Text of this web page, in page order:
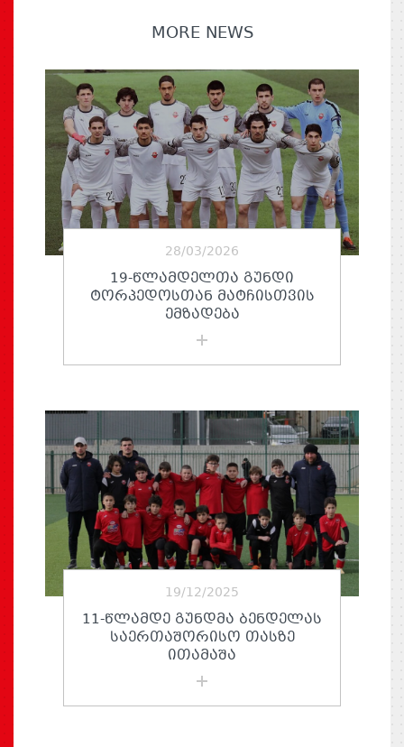
MORE NEWS
28/03/2026
19-ᲬᲚᲐᲛᲓᲔᲚᲗᲐ ᲒᲣᲜᲓᲘ
ᲢᲝᲠᲞᲔᲓᲝᲡᲗᲐᲜ ᲛᲐᲢᲩᲘᲡᲗᲕᲘᲡ
ᲔᲛᲖᲐᲓᲔᲑᲐ
19/12/2025
11-ᲬᲚᲐᲛᲓᲔ ᲒᲣᲜᲓᲛᲐ ᲑᲔᲜᲓᲔᲚᲐᲡ
ᲡᲐᲔᲠᲗᲐᲨᲝᲠᲘᲡᲝ ᲗᲐᲡᲖᲔ
ᲘᲗᲐᲛᲐᲨᲐ